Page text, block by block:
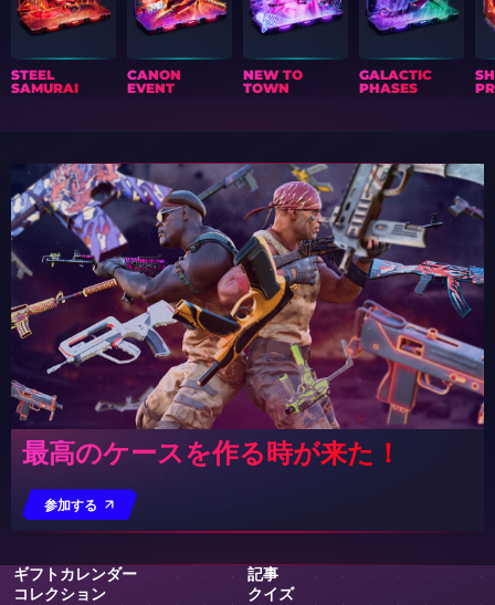
STEEL
SAMURAI
CANON
EVENT
NEW TO
TOWN
GALACTIC
PHASES
最高のケースを作る時が来た！
参加する
ギフトカレンダー
記事
コレクション
クイズ